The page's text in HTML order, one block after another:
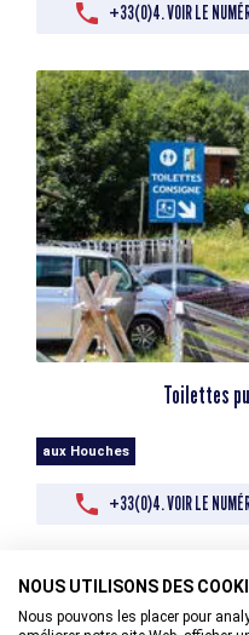
+33(0)4. VOIR LE
Toilettes
aux Houches
+33(0)4. VOIR LE
NOUS UTILISONS DES
Nous pouvons les placer pour